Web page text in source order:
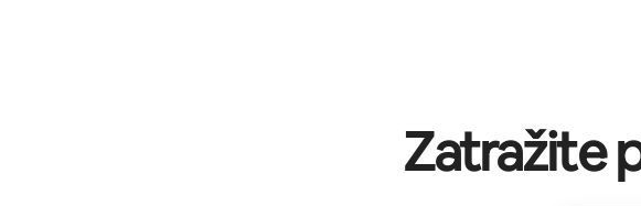
Zatražite